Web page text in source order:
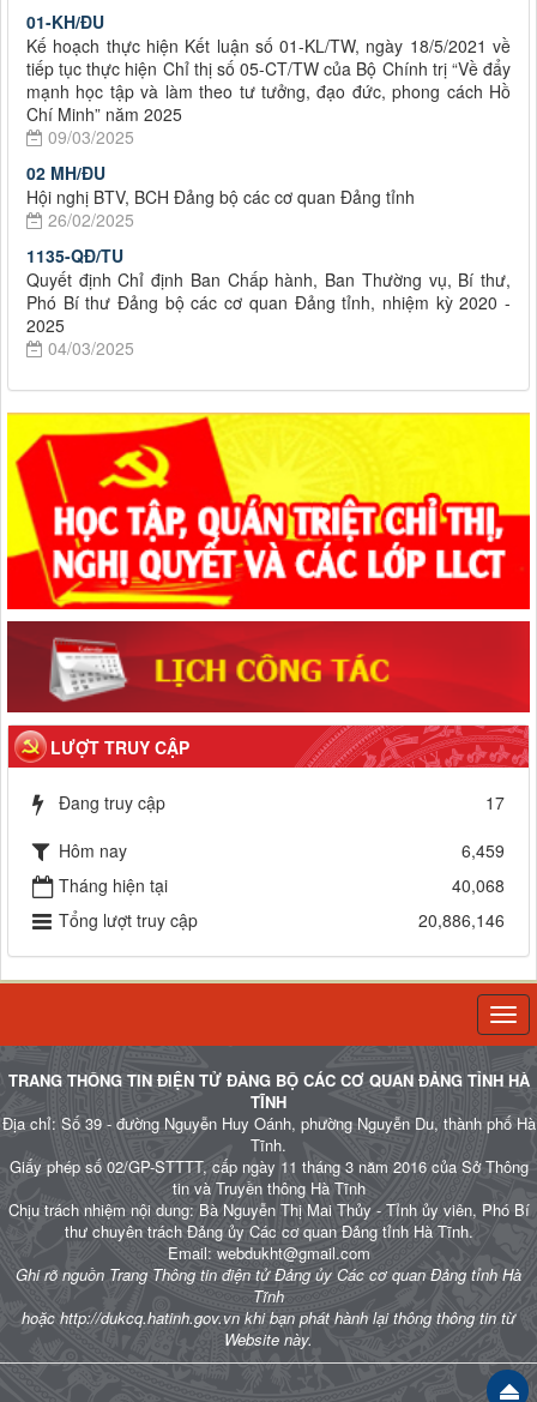
01-KH/ĐU
Kế hoạch thực hiện Kết luận số 01-KL/TW, ngày 18/5/2021 về
tiếp tục thực hiện Chỉ thị số 05-CT/TW của Bộ Chính trị “Về đẩy
mạnh học tập và làm theo tư tưởng, đạo đức, phong cách Hồ
Chí Minh” năm 2025
09/03/2025
02 MH/ĐU
Hội nghị BTV, BCH Đảng bộ các cơ quan Đảng tỉnh
26/02/2025
1135-QĐ/TU
Quyết định Chỉ định Ban Chấp hành, Ban Thường vụ, Bí thư,
Phó Bí thư Đảng bộ các cơ quan Đảng tỉnh, nhiệm kỳ 2020 -
2025
04/03/2025
LƯỢT TRUY CẬP
Đang truy cập
17
Hôm nay
6,459
Tháng hiện tại
40,068
Tổng lượt truy cập
20,886,146
TRANG THÔNG TIN ĐIỆN TỬ ĐẢNG BỘ CÁC CƠ QUAN ĐẢNG TỈNH HÀ
TĨNH
Địa chỉ: Số 39 - đường Nguyễn Huy Oánh, phường Nguyễn Du, thành phố Hà
Tĩnh.
Giấy phép số 02/GP-STTTT, cấp ngày 11 tháng 3 năm 2016 của Sở Thông
tin và Truyền thông Hà Tĩnh
Chịu trách nhiệm nội dung: Bà Nguyễn Thị Mai Thủy - Tỉnh ủy viên, Phó Bí
thư chuyên trách Đảng ủy Các cơ quan Đảng tỉnh Hà Tĩnh.
Email: webdukht@gmail.com
Ghi rõ nguồn Trang Thông tin điện tử Đảng ủy Các cơ quan Đảng tỉnh Hà
Tĩnh
hoặc http://dukcq.hatinh.gov.vn khi bạn phát hành lại thông thông tin từ
Website này.